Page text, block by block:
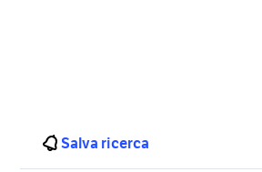
Salva ricerca